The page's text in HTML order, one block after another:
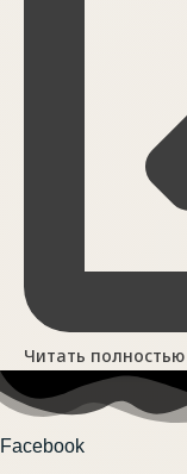
Читать полностью
Facebook